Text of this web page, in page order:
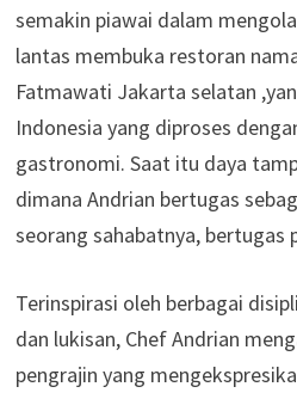
semakin piawai dalam
lantas membuka restoran
Fatmawati Jakarta selatan
Indonesia yang diproses
gastronomi. Saat itu daya
dimana Andrian bertugas
seorang sahabatnya, bertugas
Terinspirasi oleh berbagai
dan lukisan, Chef Andrian
pengrajin yang